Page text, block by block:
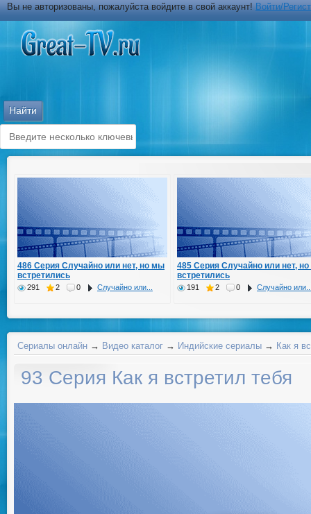
Вы не авторизованы, пожалуйста войдите в свой аккаунт!Войти/
486 Серия Случайно или нет, но мы
встретились
291 2 0 Случайно или...
485 Серия Случайно или нет,
встретились
191 2 0 Случайно
Сериалы онлайн → Видео каталог → Индийские сериалы → Как я
93 Серия Как я встретил тебя